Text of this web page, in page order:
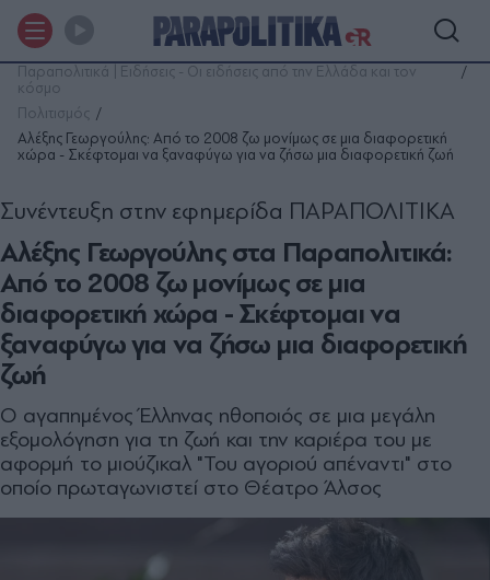
Παραπολιτικά | Ειδήσεις - Οι ειδήσεις από την Ελλάδα και τον
κόσμο
Πολιτισμός
Αλέξης Γεωργούλης: Από το 2008 ζω μονίμως σε μια διαφορετική
χώρα - Σκέφτομαι να ξαναφύγω για να ζήσω μια διαφορετική ζωή
Αλέξης Γεωργούλης στα Παραπολιτικά:
Από το 2008 ζω μονίμως σε μια
διαφορετική χώρα - Σκέφτομαι να
ξαναφύγω για να ζήσω μια διαφορετική
ζωή
Συνέντευξη στην εφημερίδα ΠΑΡΑΠΟΛΙΤΙΚΑ
Ο αγαπημένος Έλληνας ηθοποιός σε μια μεγάλη
εξομολόγηση για τη ζωή και την καριέρα του με
αφορμή το μιούζικαλ "Του αγοριού απέναντι" στο
οποίο πρωταγωνιστεί στο Θέατρο Άλσος